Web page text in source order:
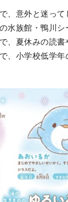
、意外と迷っ
水族館・鴨川
、夏休みの読
、小学校低学